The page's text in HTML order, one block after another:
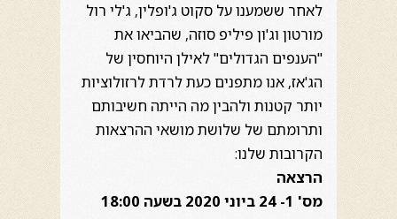
לאחר ששמענו על סקוט ג'ופלין, ג'לי רול
מורטון וג'ון פיליפ סוזה, שהביאו את
"הענפים הגדולים" לאילן היוחסין של
הג'אז, אנו מתפנים כעת לרדת לרזולוציות
יותר קטנות ולהבין מה הייתה חשיבותם
ותרומתם של שלושת מושאי ההרצאות
הקרובות שלנו:
הרצאה
מס' 1- 24 ביוני 2020 בשעה 18:00